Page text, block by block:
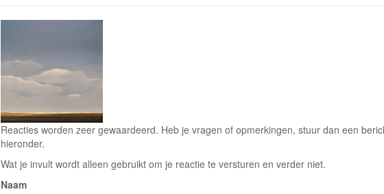
Reacties worden zeer gewaardeerd. Heb je vragen of opmerkingen, stuur dan een
hieronder.
Wat je invult wordt alleen gebruikt om je reactie te versturen en verder niet.
Naam